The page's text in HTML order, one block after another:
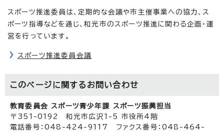
スポーツ推進委員は、定期的な会議や市主催事業への協力、ス
ポーツ指導などを通じ、和光市のスポーツ推進に関わる企画・運
営を行っています。
スポーツ推進委員会議
このページに関する お問い合わせ
教育委員会 スポーツ青少年課 スポーツ振興担当
〒351-0192 和光市広沢1-5 市役所4階
電話番号：048-424-9117 ファクス番号：048-464-